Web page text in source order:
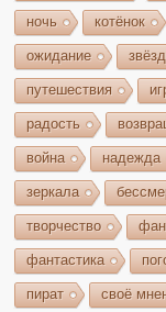
ночь котёнок
ожидание
путешествия
радость
война надежда
зеркала
творчество
фантастика
пират своё